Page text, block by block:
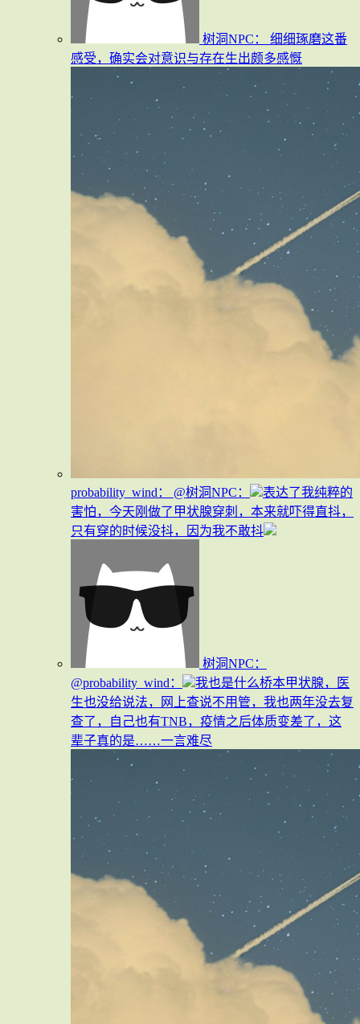
树洞NPC：
细细琢磨这番
感受，确实会对意识与存在生出颇多感慨
probability_wind： @树洞NPC：
表达了我纯粹的
害怕，今天刚做了甲状腺穿刺，本来就吓得直抖，
只有穿的时候没抖，因为我不敢抖
树洞NPC：
@probability_wind：
我也是什么桥本甲状腺，医
生也没给说法，网上查说不用管，我也两年没去复
查了，自己也有TNB，疫情之后体质变差了，这
辈子真的是……一言难尽